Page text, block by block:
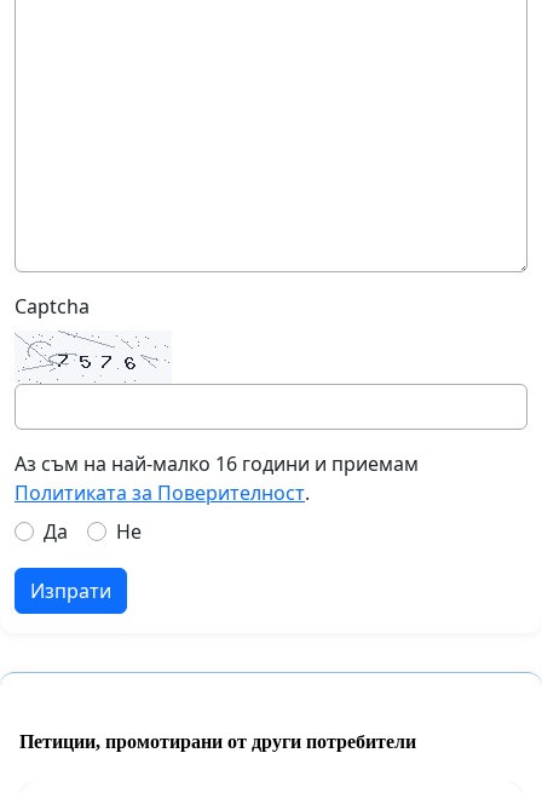
Captcha
Аз съм на най-малко 16 години и приемам
Политиката за Поверителност.
Да
Не
Изпрати
Петиции, промотирани от други потребители